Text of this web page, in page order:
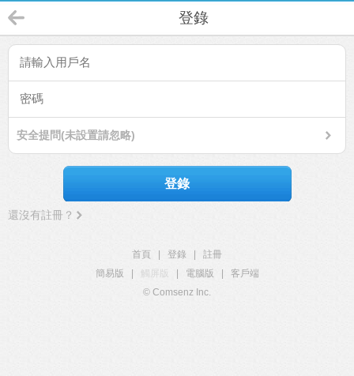
登錄
安全提問(未設置請忽略)
登錄
還沒有註冊？
首頁 登錄
註冊
簡易版
觸屏版 電腦版
客戶端
© Comsenz Inc.